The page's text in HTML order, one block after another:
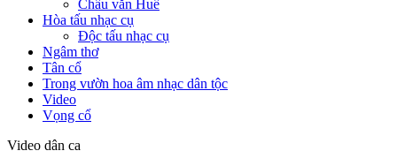
Chầu văn Huế
Hòa tấu nhạc cụ
Độc tấu nhạc cụ
Ngâm thơ
Tân cổ
Trong vườn hoa âm nhạc dân tộc
Video
Vọng cổ
Video dân ca